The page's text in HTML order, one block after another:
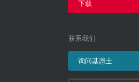
下载
联系我们
询问基恩士